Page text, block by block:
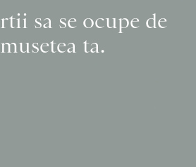
sa se ocupe de
ta.